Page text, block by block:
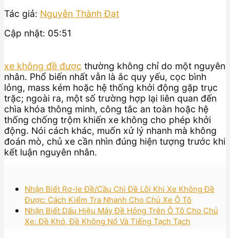
Tác giả: Nguyễn Thành Đạt
Cập nhật: 05:51
xe không đề được thường không chỉ do một nguyên
nhân. Phổ biến nhất vẫn là ắc quy yếu, cọc bình
lỏng, mass kém hoặc hệ thống khởi động gặp trục
trặc; ngoài ra, một số trường hợp lại liên quan đến
chìa khóa thông minh, công tắc an toàn hoặc hệ
thống chống trộm khiến xe không cho phép khởi
động. Nói cách khác, muốn xử lý nhanh mà không
đoán mò, chủ xe cần nhìn đúng hiện tượng trước khi
kết luận nguyên nhân.
Nhận Biết Rơ-le Đề/Cầu Chì Đề Lỗi Khi Xe Không Đề
Được: Cách Kiểm Tra Nhanh Cho Chủ Xe Ô Tô
Nhận Biết Dấu Hiệu Máy Đề Hỏng Trên Ô Tô Cho Chủ
Xe: Đề Khó, Đề Không Nổ Và Tiếng Tạch Tạch